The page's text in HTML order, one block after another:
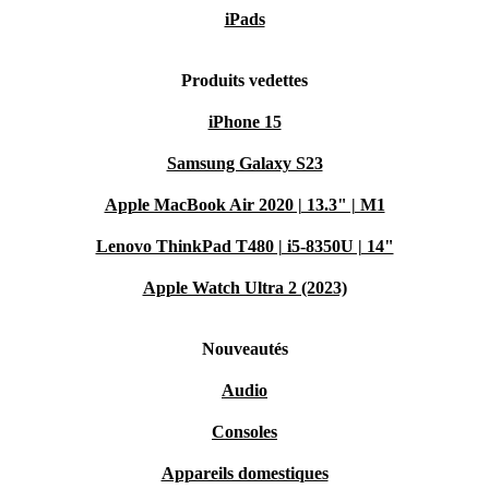
iPads
Produits vedettes
iPhone 15
Samsung Galaxy S23
Apple MacBook Air 2020 | 13.3" | M1
Lenovo ThinkPad T480 | i5-8350U | 14"
Apple Watch Ultra 2 (2023)
Nouveautés
Audio
Consoles
Appareils domestiques